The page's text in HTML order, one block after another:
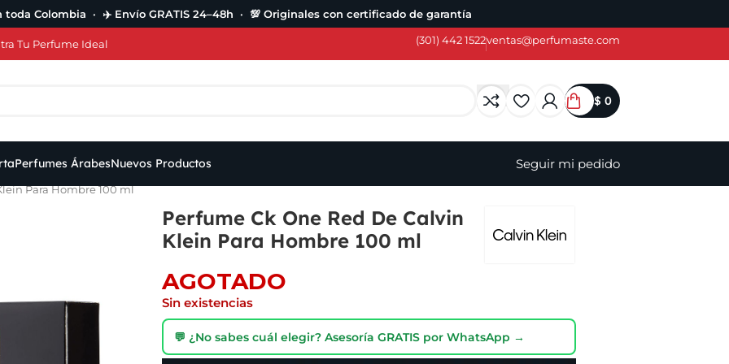
toda Colombia · ✈️ Envío GRATIS 24–48h · 💯 Originales con certificado de garantía
Tu Perfume Ideal (301) 442 1522ventas@perfumaste.com
$ 0
Perfumes ÁrabesNuevos Productos Seguir mi pedido
Para Hombre 100 ml
Perfume Ck One Red De Calvin
Klein Para Hombre 100 ml
AGOTADO
Sin existencias
💬 ¿No sabes cuál elegir? Asesoría GRATIS por WhatsApp →